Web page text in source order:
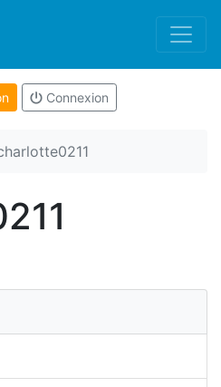
Connexion